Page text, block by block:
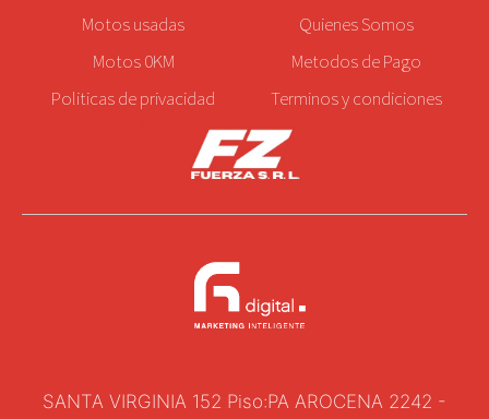
Motosusadas
Motos 0KM
Politicas de privacidad
Quienes Somos
Metodos de Pago
Terminos y condiciones
SANTA VIRGINIA 152 Piso:PA AROCENA 2242 -